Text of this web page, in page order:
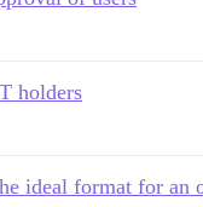
holders
ideal format for an